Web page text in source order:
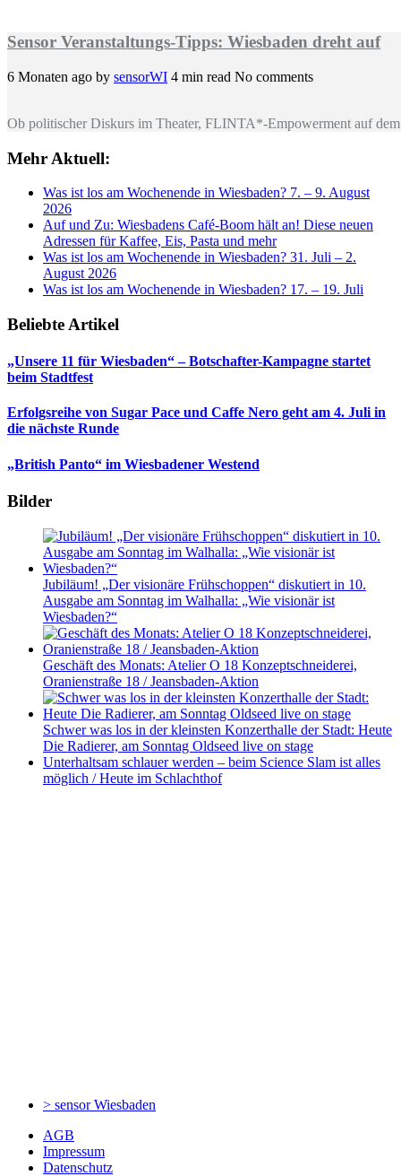
Sensor Veranstaltungs-Tipps: Wiesbaden dreht auf
6 Monaten ago by sensorWI 4 min read No comments
Ob politischer Diskurs im Theater, FLINTA*-Empowerment auf
Mehr Aktuell:
Was ist los am Wochenende in Wiesbaden? 7. – 9. August
2026
Auf und Zu: Wiesbadens Café-Boom hält an! Diese neuen
Adressen für Kaffee, Eis, Pasta und mehr
Was ist los am Wochenende in Wiesbaden? 31. Juli – 2.
August 2026
Was ist los am Wochenende in Wiesbaden? 17. – 19. Juli
Beliebte Artikel
„Unsere 11 für Wiesbaden“ – Botschafter-Kampagne startet
beim Stadtfest
Erfolgsreihe von Sugar Pace und Caffe Nero geht am 4. Juli in
die nächste Runde
„British Panto“ im Wiesbadener Westend
Bilder
Jubiläum! „Der visionäre Frühschoppen“ diskutiert in 10.
Ausgabe am Sonntag im Walhalla: „Wie visionär ist
Wiesbaden?“
Geschäft des Monats: Atelier O 18 Konzeptschneiderei,
Oranienstraße 18 / Jeansbaden-Aktion
Schwer was los in der kleinsten Konzerthalle der Stadt: Heute
Die Radierer, am Sonntag Oldseed live on stage
Unterhaltsam schlauer werden – beim Science Slam ist alles
möglich / Heute im Schlachthof
> sensorWiesbaden
AGB
Impressum
Datenschutz